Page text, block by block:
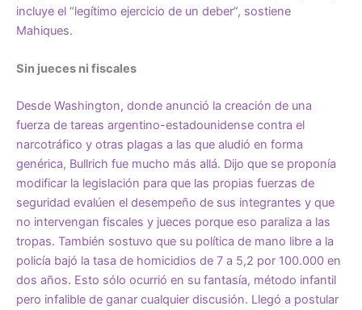
incluye el “legítimo ejercicio de un deber”, sostiene
Mahiques.
Sin jueces ni fiscales
Desde Washington, donde anunció la creación de una
fuerza de tareas argentino-estadounidense contra el
narcotráfico y otras plagas a las que aludió en forma
genérica, Bullrich fue mucho más allá. Dijo que se proponía
modificar la legislación para que las propias fuerzas de
seguridad evalúen el desempeño de sus integrantes y que
no intervengan fiscales y jueces porque eso paraliza a las
tropas. También sostuvo que su política de mano libre a la
policía bajó la tasa de homicidios de 7 a 5,2 por 100.000 en
dos años. Esto sólo ocurrió en su fantasía, método infantil
pero infalible de ganar cualquier discusión. Llegó a postular